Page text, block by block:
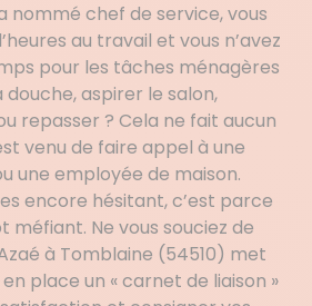
nommé chef de service, vous
au travail et vous n’avez
pour les tâches ménagères
douche, aspirer le salon,
repasser ? Cela ne fait aucun
venu de faire appel à une
une employée de maison.
encore hésitant, c’est parce
méfiant. Ne vous souciez de
à Tomblaine (54510) met
place un « carnet de liaison »